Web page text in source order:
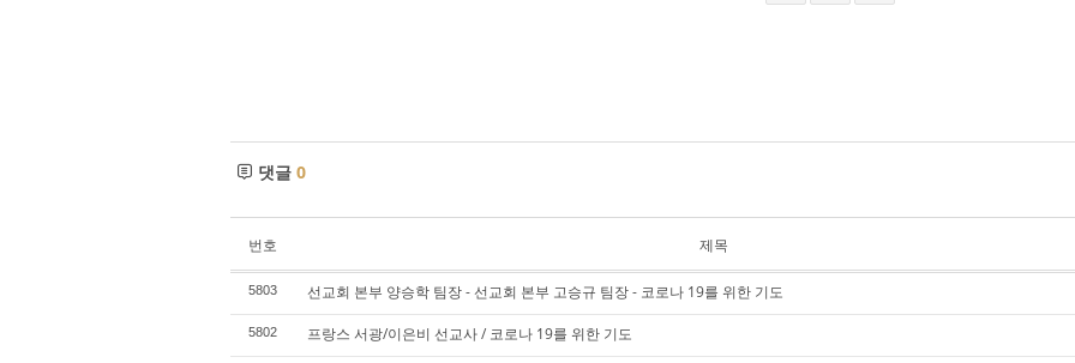
댓글 0
번호 제목
5803 선교회 본부 양승학 팀장 - 선교회 본부 고승규 팀장 - 코로나 19를 위한 기도
5802 프랑스 서광/이은비 선교사 / 코로나 19를 위한 기도